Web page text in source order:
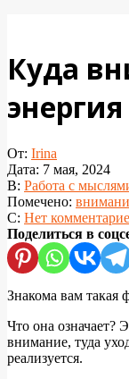
Куда
энергия
От: Irina
Дата: 7 мая, 2024
В: Работа с
Помечено:
С: Нет
Поделиться в
Знакома вам такая
Что она означает?
внимание, туда
реализуется.